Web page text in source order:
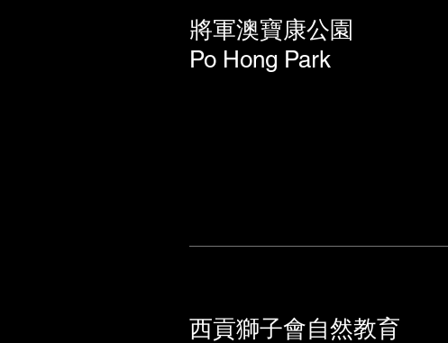
將軍澳寶康公園
Po Hong Park
西貢獅子會自然教育